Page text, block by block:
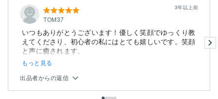
TOM37
3年以上前
いつもありがとうございます！優しく笑顔でゆっくり教
えてくださり、初心者の私にはとても嬉しいです。笑顔
と声に癒されます。
...
もっと見る
出品者からの返信